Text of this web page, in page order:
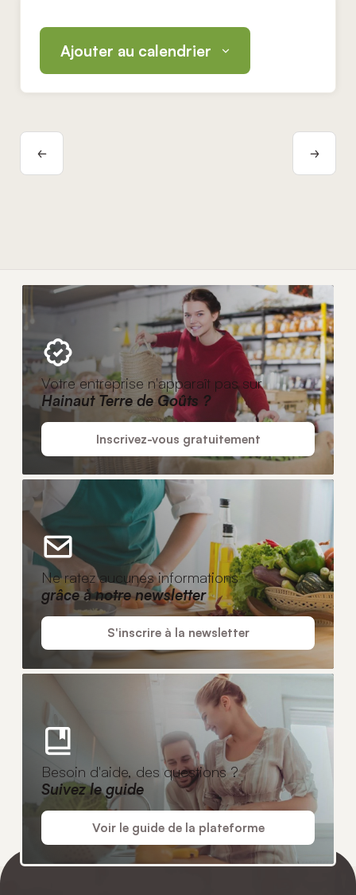
Ajouter au calendrier
Évènement
Votre entreprise n'apparaît pas sur
Hainaut Terre de Goûts ?
Inscrivez-vous gratuitement
Ne ratez aucunes informations
grâce à notre newsletter
S'inscrire à la newsletter
Besoin d'aide, des questions ?
Suivez le guide
Voir le guide de la plateforme